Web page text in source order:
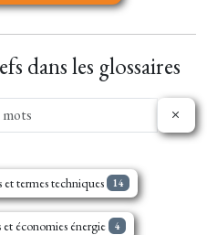
dans les glossaires
termes techniques 14
économies énergie 4